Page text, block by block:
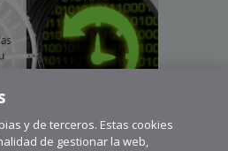
y de terceros. Estas cookies
de gestionar la web,